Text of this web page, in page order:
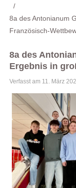
8a des Antonianum
Französisch-
8a des
Ergebnis in
Verfasst am 11. März